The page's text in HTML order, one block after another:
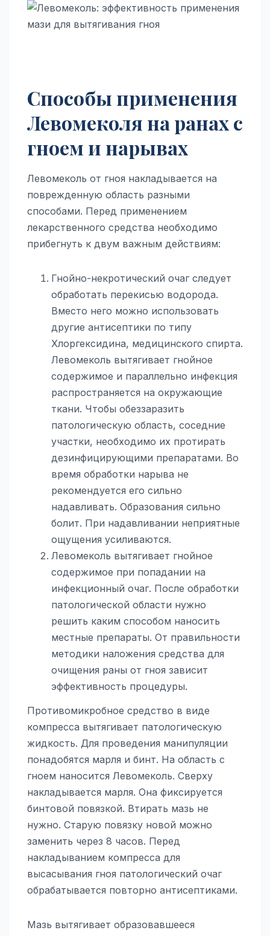
Способы применения
Левомеколя на ранах с
гноем и нарывах
Левомеколь от гноя накладывается на
поврежденную область разными
способами. Перед применением
лекарственного средства необходимо
прибегнуть к двум важным действиям:
Гнойно-некротический очаг следует
обработать перекисью водорода.
Вместо него можно использовать
другие антисептики по типу
Хлоргексидина, медицинского спирта.
Левомеколь вытягивает гнойное
содержимое и параллельно инфекция
распространяется на окружающие
ткани. Чтобы обеззаразить
патологическую область, соседние
участки, необходимо их протирать
дезинфицирующими препаратами. Во
время обработки нарыва не
рекомендуется его сильно
надавливать. Образования сильно
болит. При надавливании неприятные
ощущения усиливаются.
Левомеколь вытягивает гнойное
содержимое при попадании на
инфекционный очаг. После обработки
патологической области нужно
решить каким способом наносить
местные препараты. От правильности
методики наложения средства для
очищения раны от гноя зависит
эффективность процедуры.
Противомикробное средство в виде
компресса вытягивает патологическую
жидкость. Для проведения манипуляции
понадобятся марля и бинт. На область с
гноем наносится Левомеколь. Сверху
накладывается марля. Она фиксируется
бинтовой повязкой. Втирать мазь не
нужно. Старую повязку новой можно
заменить через 8 часов. Перед
накладыванием компресса для
высасывания гноя патологический очаг
обрабатывается повторно антисептиками.
Мазь вытягивает образовавшееся